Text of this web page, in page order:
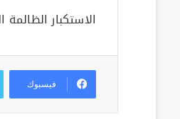
الاستكبار
فيسبوك